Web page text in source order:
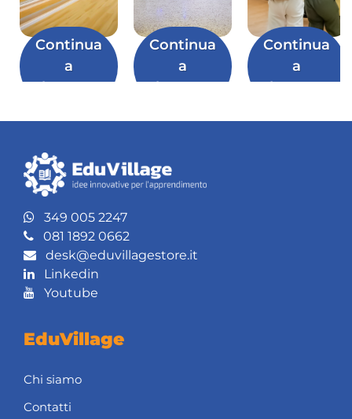
Continua
a
leggere
Continua
a
leggere
Continua
a
leggere
349 005 2247
081 1892 0662
desk@eduvillagestore.it
Linkedin
Youtube
EduVillage
Chi siamo
Contatti